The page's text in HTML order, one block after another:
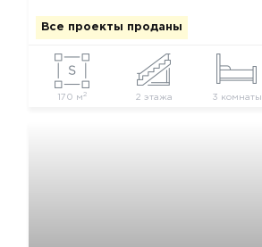
Все проекты проданы
170 м 2 2 этажа 3 комнаты